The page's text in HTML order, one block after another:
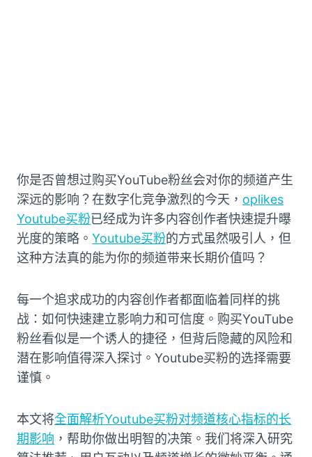
你是否曾想过购买YouTube粉丝会对你的频道产生
深远的影响？在数字化竞争激烈的今天， oplikes
Youtube买粉已经成为许多内容创作者快速提升曝
光度的策略。 Youtube买粉的方式虽然吸引人，但
这种方法真的能为你的频道带来长期价值吗？
每一个追求成功的内容创作者都面临着同样的挑
战：如何快速建立影响力和可信度。购买YouTube
粉丝看似是一个诱人的捷径，但背后隐藏的风险和
潜在影响值得深入探讨。Youtube买粉的选择需要
谨慎。
本文将全面解析Youtube买粉对频道核心指标的长
期影响 ，帮助你做出明智的决策。我们将深入研究